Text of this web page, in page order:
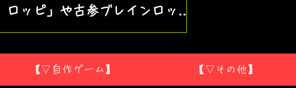
ロッピ」や古参ブレインロット
【▽自作ゲーム】 【▽その他】